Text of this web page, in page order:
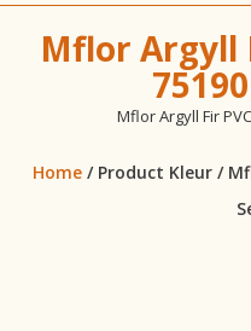
vloeren!
Mflor Argyll
Mflor Argyll Fir
Home / Product Kleur /